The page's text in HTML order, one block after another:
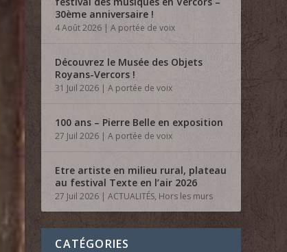
30ème anniversaire !
4 Août 2026 |A portée de voix
Découvrez le Musée des Objets
Royans-Vercors !
31 Juil 2026 |A portée de voix
100 ans – Pierre Belle en exposition
27 Juil 2026 |A portée de voix
Etre artiste en milieu rural, plateau
au festival Texte en l’air 2026
27 Juil 2026 |ACTUALITÉS, Hors les murs
CATÉGORIES